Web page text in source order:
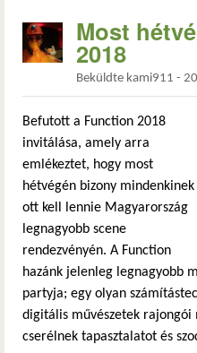
Most
2018
Beküldte kami911 -
Befutott a Function 2018
invitálása, amely arra
emlékeztet, hogy most
hétvégén bizony mindenkinek
ott kell lennie Magyarország
legnagyobb scene
rendezvényén. A Function
hazánk jelenleg legnagyobb
partyja; egy olyan
digitális művészetek rajongói
cserélnek tapasztalatot és